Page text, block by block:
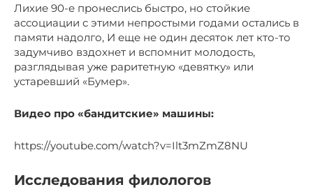
Лихие 90-е пронеслись быстро, но стойкие
ассоциации с этими непростыми годами остались в
памяти надолго, И еще не один десяток лет кто-то
задумчиво вздохнет и вспомнит молодость,
разглядывая уже раритетную «девятку» или
устаревший «Бумер».
Видео про «бандитские» машины:
https://youtube.com/watch?v=Ilt3mZmZ8NU
Исследования филологов